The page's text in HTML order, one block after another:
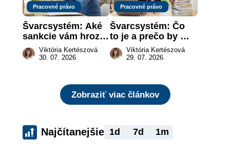
Pracovné právo
Švarcsystém: Aké
sankcie vám hrozia
a prečo nestačí
zaplatiť pokutu?
Viktória Kertészová
30. 07. 2026
Pracovné právo
Švarcsystém: Čo
to je a prečo by
vás to malo
zaujímať
Viktória Kertészová
29. 07. 2026
Zobraziť viac článkov
Najčítanejšie 1d 7d 1m